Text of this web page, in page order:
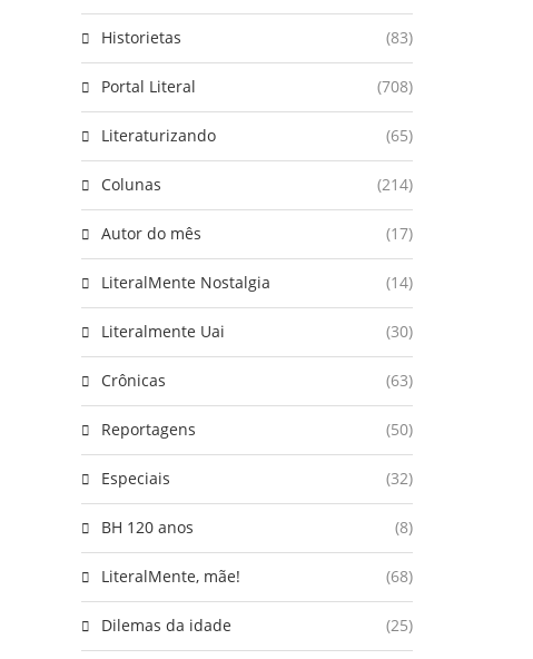
Historietas (83)
Portal Literal (708)
Literaturizando (65)
Colunas (214)
Autor do mês (17)
LiteralMente Nostalgia (14)
Literalmente Uai (30)
Crônicas (63)
Reportagens (50)
Especiais (32)
BH 120 anos (8)
LiteralMente, mãe! (68)
Dilemas da idade (25)